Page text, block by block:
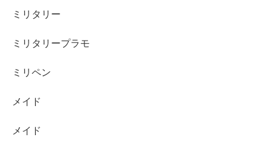
ミリタリー
ミリタリープラモ
ミリペン
メイド
メイド